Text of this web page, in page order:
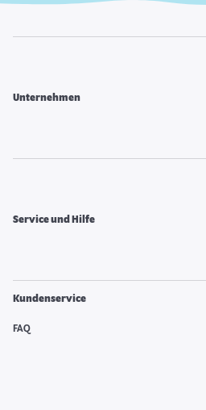
Unternehmen
Service und Hilfe
Kundenservice
FAQ